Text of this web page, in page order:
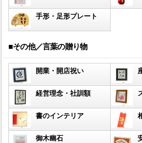
手形・足形プレート
■その他／言葉の贈り物
開業・開店祝い
経営理念・社訓額
書のインテリア
御木幽石